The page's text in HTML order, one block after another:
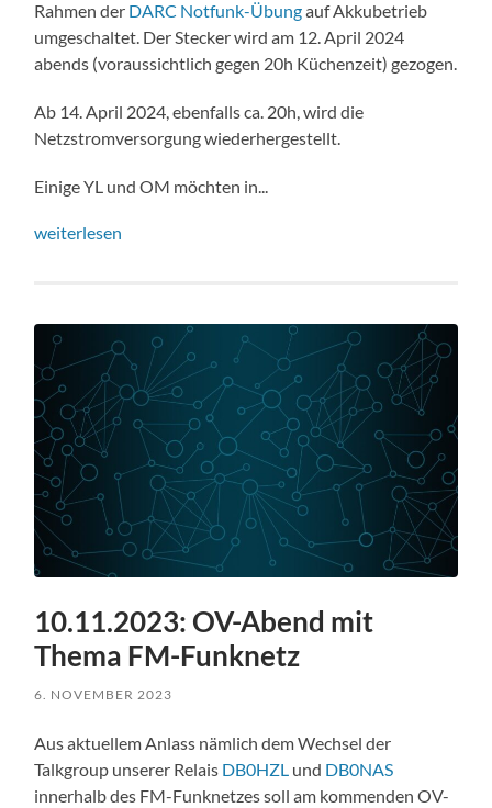
Rahmen der DARC Notfunk-Übungauf Akkubetrieb
umgeschaltet. Der Stecker wird am 12. April 2024
abends (voraussichtlich gegen 20h Küchenzeit) gezogen.
Ab 14. April 2024, ebenfalls ca. 20h, wird die
Netzstromversorgung wiederhergestellt.
Einige YL und OM möchten in...
weiterlesen
10.11.2023: OV-Abend mit
Thema FM-Funknetz
6. NOVEMBER 2023
Aus aktuellem Anlass nämlich dem Wechsel der
Talkgroup unserer Relais DB0HZL und DB0NAS
innerhalb des FM-Funknetzes soll am kommenden OV-